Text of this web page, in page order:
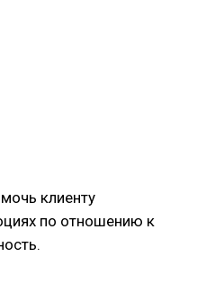
клиенту
по отношению к